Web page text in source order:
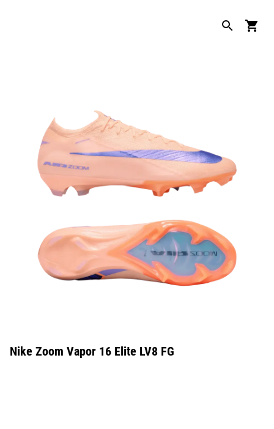
Nike Zoom Vapor 16 Elite LV8 FG